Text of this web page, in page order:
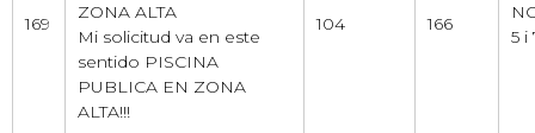
169
ZONA ALTA
Mi solicitud va en este
sentido PISCINA
PUBLICA EN ZONA
ALTA!!!
104 166
5 i